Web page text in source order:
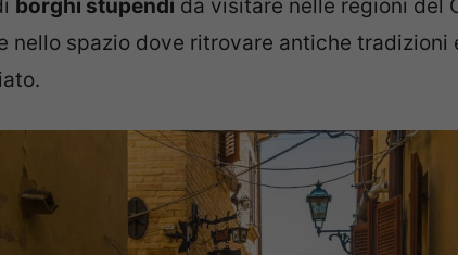
borghi stupendi da visitare nelle regioni del
nello spazio dove ritrovare antiche tradizioni